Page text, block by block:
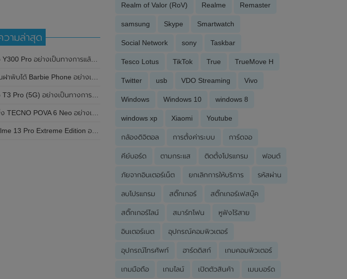
วามล่าสุด
อมดีไซน์พรีเมี่ยม ทนทาน และแบตเตอรี่สุดอึดขนาดใหญ่ 6,500mAh พร้อมรองรับการชาร์จไว 80W
อย่างเป็นทางการแล้ว มาพร้อมธีมสีชมพูสดใส
อย่างเป็นทางการแล้วในประเทศอินเดีย
อย่างเป็นทางการแล้วในประเทศไทย ในราคา 8,499 บาท
Edition อย่างเป็นทางการแล้วในประเทศจีน
Realm of Valor (RoV) Realme Remaster
samsung Skype Smartwatch
Social Network sony Taskbar
Tesco Lotus TikTok True TrueMove H
Twitter usb VDO Streaming Vivo
Windows Windows 10 windows 8
windows xp Xiaomi Youtube
กล้องดิจิตอล การตั้งค่าระบบ การ์ดจอ
คีย์บอร์ด ตามกระแส ติดตั้งโปรแกรม ฟอนต์
ภัยจากอินเตอร์เน็ต ยกเลิกการให้บริการ รหัสผ่าน
ลบโปรแกรม สติ๊กเกอร์ สติ๊กเกอร์เฟสบุ๊ค
สติ๊กเกอร์ไลน์ สมาร์ทโฟน หูฟังไร้สาย
อินเตอร์เนต อุปกรณ์คอมพิวเตอร์
อุปกรณ์โทรศัพท์ ฮาร์ดดิสก์ เกมคอมพิวเตอร์
เกมมือถือ เกมไลน์ เปิดตัวสินค้า เมนบอร์ด